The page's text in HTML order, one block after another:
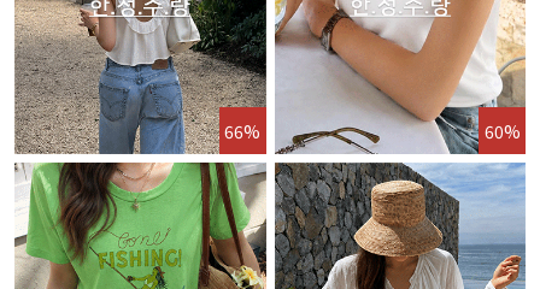
66% 60%